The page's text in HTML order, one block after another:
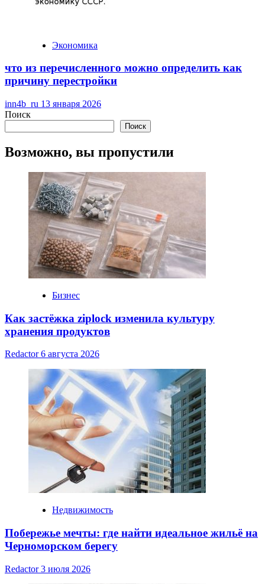
Экономика
что из перечисленного можно определить как
причину перестройки
inn4b_ru 13 января 2026
Поиск
Поиск
Возможно, вы пропустили
Бизнес
Как застёжка ziplock изменила культуру
хранения продуктов
Redactor6 августа 2026
Недвижимость
Побережье мечты: где найти идеальное жильё на
Черноморском берегу
Redactor3 июля 2026